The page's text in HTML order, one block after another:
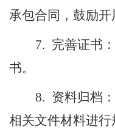
承包合同， 鼓励开
7. 完善证书
书。
8. 资料归档
相关文件材料进行